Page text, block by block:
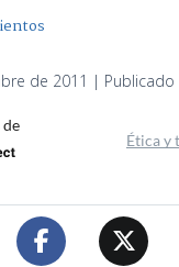
de 2011 | Publicado
Ética y